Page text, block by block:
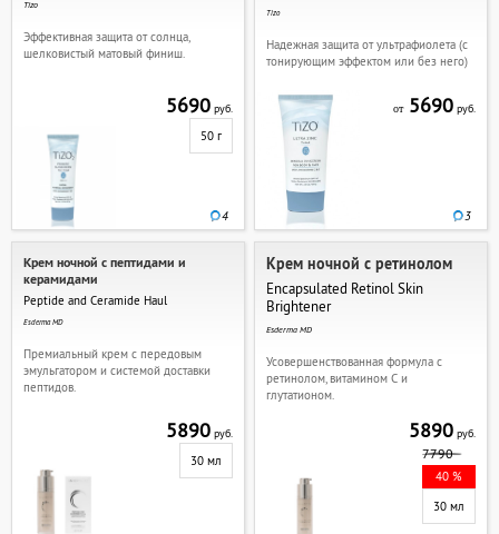
Tizo
Эффективная защита от солнца,
шелковистый матовый финиш.
5690руб.
50 г
4
Tizo
Надежная защита от ультрафиолета (с
тонирующим эффектом или без него)
от5690руб.
3
Крем ночной с пептидами и
керамидами
Peptide and Ceramide Haul
Esderma MD
Премиальный крем с передовым
эмульгатором и системой доставки
пептидов.
5890руб.
30 мл
Крем ночной с ретинолом
Encapsulated Retinol Skin
Brightener
Esderma MD
Усовершенствованная формула с
ретинолом, витамином С и
глутатионом.
5890руб.
7790
40 %
30 мл